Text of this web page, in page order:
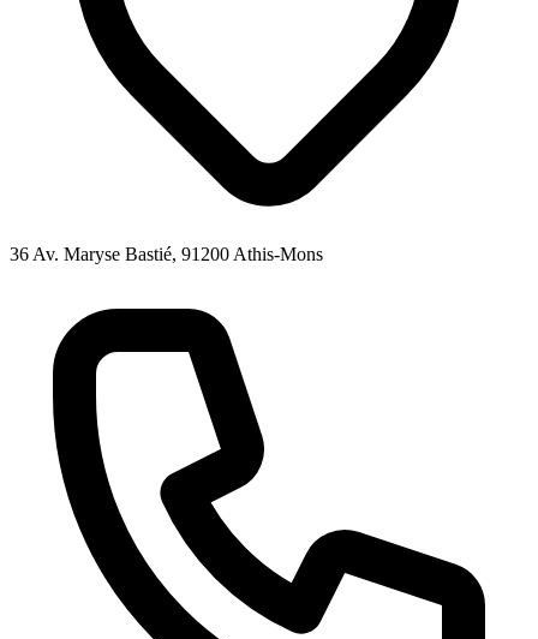
36 Av. Maryse Bastié, 91200 Athis-Mons